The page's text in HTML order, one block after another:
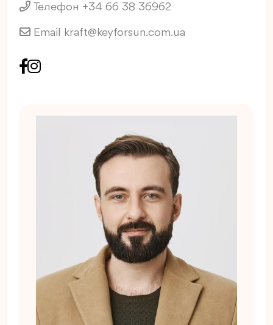
Телефон +34 66 38 36962
Email kraft@keyforsun.com.ua